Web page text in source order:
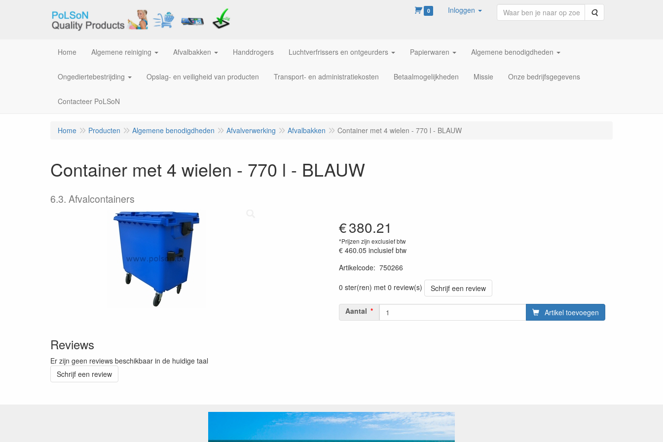
0 Inloggen Zoeken
Home Algemene reiniging Afvalbakken Handdrogers Luchtverfrissers en ontgeurders Papierwaren Algemene benodigdheden
Ongediertebestrijding Opslag- en veiligheid van producten Transport- en administratiekosten Betaalmogelijkheden Missie Onze bedrijfsgegevens
Contacteer PoLSoN
Home Producten Algemene benodigdheden Afvalverwerking Afvalbakken Container met 4 wielen - 770 l - BLAUW
Container met 4 wielen - 770 l - BLAUW
6.3. Afvalcontainers
€380.21
*Prijzen zijn exclusief btw
€ 460.05 inclusief btw
Artikelcode: 750266
0 ster(ren) met 0 review(s)
Schrijf een review
Aantal Artikel toevoegen
Reviews
Er zijn geen reviews beschikbaar in de huidige taal
Schrijf een review